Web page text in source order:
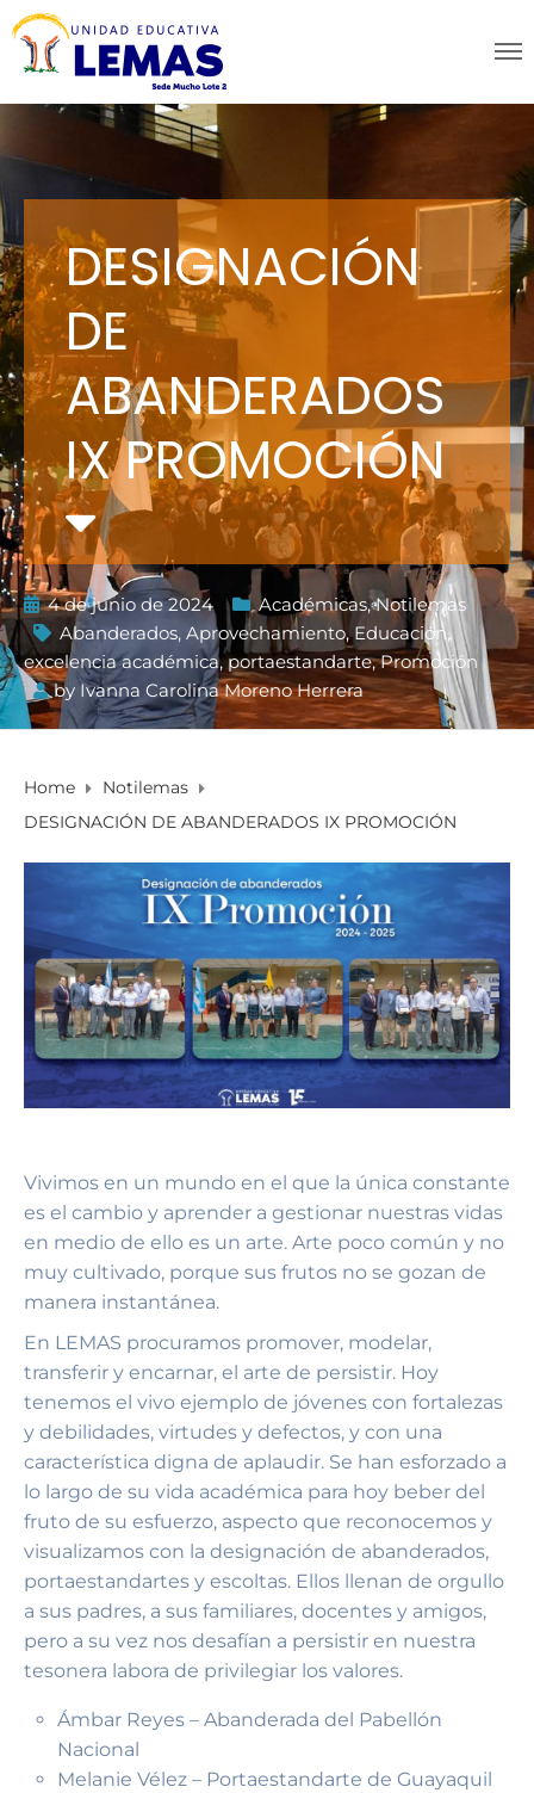
DESIGNACIÓN
DE
ABANDERADOS
IX PROMOCIÓN
4 de junio de 2024 Académicas,Notilemas
Abanderados, Aprovechamiento,Educación,
excelencia académica,portaestandarte,Promoción
byIvanna Carolina Moreno Herrera
Home
Notilemas
DESIGNACIÓN DE ABANDERADOS IX PROMOCIÓN
Vivimos en un mundo en el que la única constante
es el cambio y aprender a gestionar nuestras vidas
en medio de ello es un arte. Arte poco común y no
muy cultivado, porque sus frutos no se gozan de
manera instantánea.
En LEMAS procuramos promover, modelar,
transferir y encarnar, el arte de persistir. Hoy
tenemos el vivo ejemplo de jóvenes con fortalezas
y debilidades, virtudes y defectos, y con una
característica digna de aplaudir. Se han esforzado a
lo largo de su vida académica para hoy beber del
fruto de su esfuerzo, aspecto que reconocemos y
visualizamos con la designación de abanderados,
portaestandartes y escoltas. Ellos llenan de orgullo
a sus padres, a sus familiares, docentes y amigos,
pero a su vez nos desafían a​ persistir en nuestra
tesonera labora de privilegiar los valores.
Ámbar Reyes – Abanderada del Pabellón
Nacional
Melanie Vélez – Portaestandarte de Guayaquil